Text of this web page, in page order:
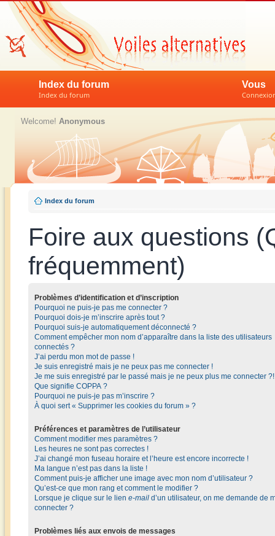
Index du forum
Index du forum
Vous
Welcome! Anonymous
Index du forum
Foire aux questions
fréquemment)
Problèmes d’identification et d’inscription
Pourquoi ne puis-je pas me connecter ?
Pourquoi dois-je m’inscrire après tout ?
Pourquoi suis-je automatiquement déconnecté ?
Comment empêcher mon nom d’apparaître dans la liste des utilisateurs
connectés ?
J’ai perdu mon mot de passe !
Je suis enregistré mais je ne peux pas me connecter !
Je me suis enregistré par le passé mais je ne peux plus me connecter ?!
Que signifie COPPA ?
Pourquoi ne puis-je pas m’inscrire ?
À quoi sert « Supprimer les cookies du forum » ?
Préférences et paramètres de l’utilisateur
Comment modifier mes paramètres ?
Les heures ne sont pas correctes !
J’ai changé mon fuseau horaire et l’heure est encore incorrecte !
Ma langue n’est pas dans la liste !
Comment puis-je afficher une image avec mon nom d’utilisateur ?
Qu’est-ce que mon rang et comment le modifier ?
Lorsque je clique sur le lien e-mail d’un utilisateur, on me demande de
connecter ?
Problèmes liés aux envois de messages